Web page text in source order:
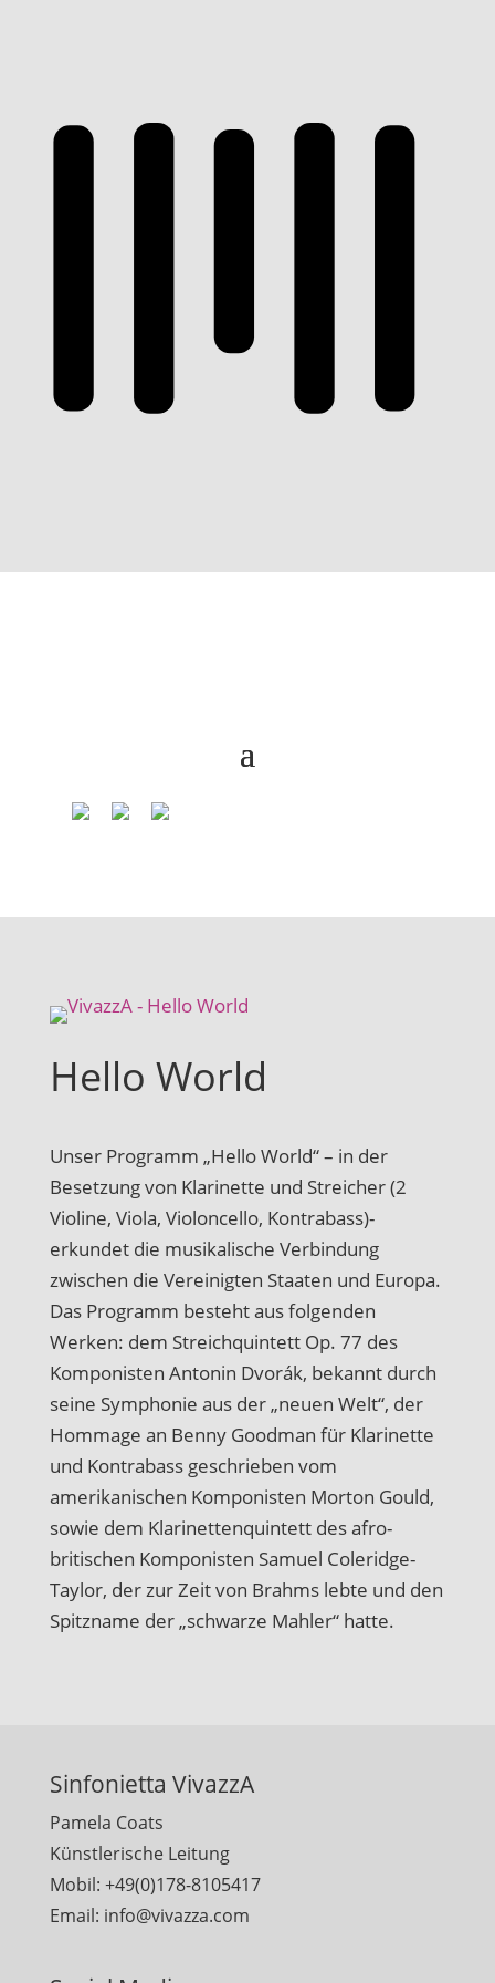
Hello World
Unser Programm „Hello World“ – in der
Besetzung von Klarinette und Streicher (2
Violine, Viola, Violoncello, Kontrabass)-
erkundet die musikalische Verbindung
zwischen die Vereinigten Staaten und Europa.
Das Programm besteht aus folgenden
Werken: dem Streichquintett Op. 77 des
Komponisten Antonin Dvorák, bekannt durch
seine Symphonie aus der „neuen Welt“, der
Hommage an Benny Goodman für Klarinette
und Kontrabass geschrieben vom
amerikanischen Komponisten Morton Gould,
sowie dem Klarinettenquintett des afro-
britischen Komponisten Samuel Coleridge-
Taylor, der zur Zeit von Brahms lebte und den
Spitzname der „schwarze Mahler“ hatte.
Sinfonietta VivazzA
Pamela Coats
Künstlerische Leitung
Mobil: +49(0)178-8105417
Email: info@vivazza.com